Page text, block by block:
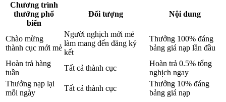
Chương trình
thưởng phổ
biến
Đối tượng Nội dung
Chào mừng
thành cục mới mẻ
Người nghịch mới mẻ
làm mang đến đăng ký
kết
Thưởng 100% đáng
bảng giá nạp lần đầu
Hoàn trả hàng
tuần
Tất cả thành cục
Hoàn trả 0.5% tổng
nghịch ngay
Thưởng nạp lại
mỗi ngày
Tất cả thành cục
Thưởng 10% đáng
bảng giá nạp